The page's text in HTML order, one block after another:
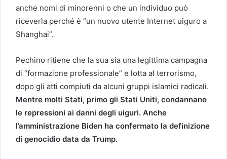
anche nomi di minorenni o che un individuo può
riceverla perché è “un nuovo utente Internet uiguro a
Shanghai”.
Pechino ritiene che la sua sia una legittima campagna
di “formazione professionale” e lotta al terrorismo,
dopo gli atti compiuti da alcuni gruppi islamici radicali.
Mentre molti Stati, primo gli Stati Uniti, condannano
le repressioni ai danni degli uiguri. Anche
l’amministrazione Biden ha confermato la definizione
di genocidio data da Trump.